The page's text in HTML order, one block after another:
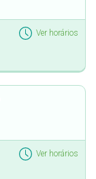
Ver horários
Ver horários